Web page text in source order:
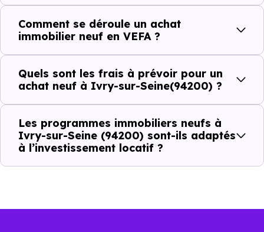
Combien coûte un logement à Ivry-sur-
Seine (94200) ?
C'est souvent la première question. Voici les repères de
prix à connaître pour un achat immobilier à Ivry-sur-
Seine (94200) :
Prix
minimum
Prix
moyen
maximum
Comment se déroule un achat
immobilier neuf en VEFA ?
Quels sont les frais à prévoir pour un
achat neuf à Ivry-sur-Seine(94200) ?
Les programmes immobiliers neufs à
Ivry-sur-Seine (94200) sont-ils adaptés
à l’investissement locatif ?